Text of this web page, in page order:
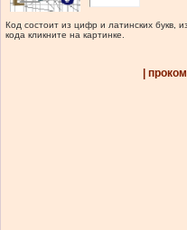
Код состоит из цифр и латинских букв,
кода кликните на картинке.
|